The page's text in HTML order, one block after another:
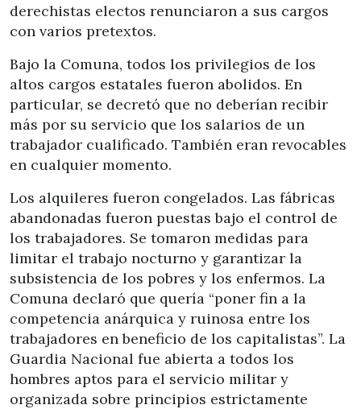
derechistas electos renunciaron a sus cargos
con varios pretextos.
Bajo la Comuna, todos los privilegios de los
altos cargos estatales fueron abolidos. En
particular, se decretó que no deberían recibir
más por su servicio que los salarios de un
trabajador cualificado. También eran revocables
en cualquier momento.
Los alquileres fueron congelados. Las fábricas
abandonadas fueron puestas bajo el control de
los trabajadores. Se tomaron medidas para
limitar el trabajo nocturno y garantizar la
subsistencia de los pobres y los enfermos. La
Comuna declaró que quería “poner fin a la
competencia anárquica y ruinosa entre los
trabajadores en beneficio de los capitalistas”. La
Guardia Nacional fue abierta a todos los
hombres aptos para el servicio militar y
organizada sobre principios estrictamente